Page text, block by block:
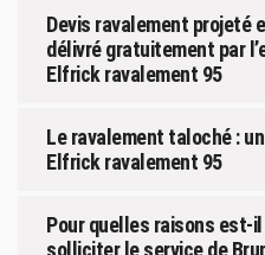
Devis ravalement projeté
délivré gratuitement par
Elfrick ravalement 95
Le ravalement taloché :
Elfrick ravalement 95
Pour quelles raisons est-
solliciter le service de